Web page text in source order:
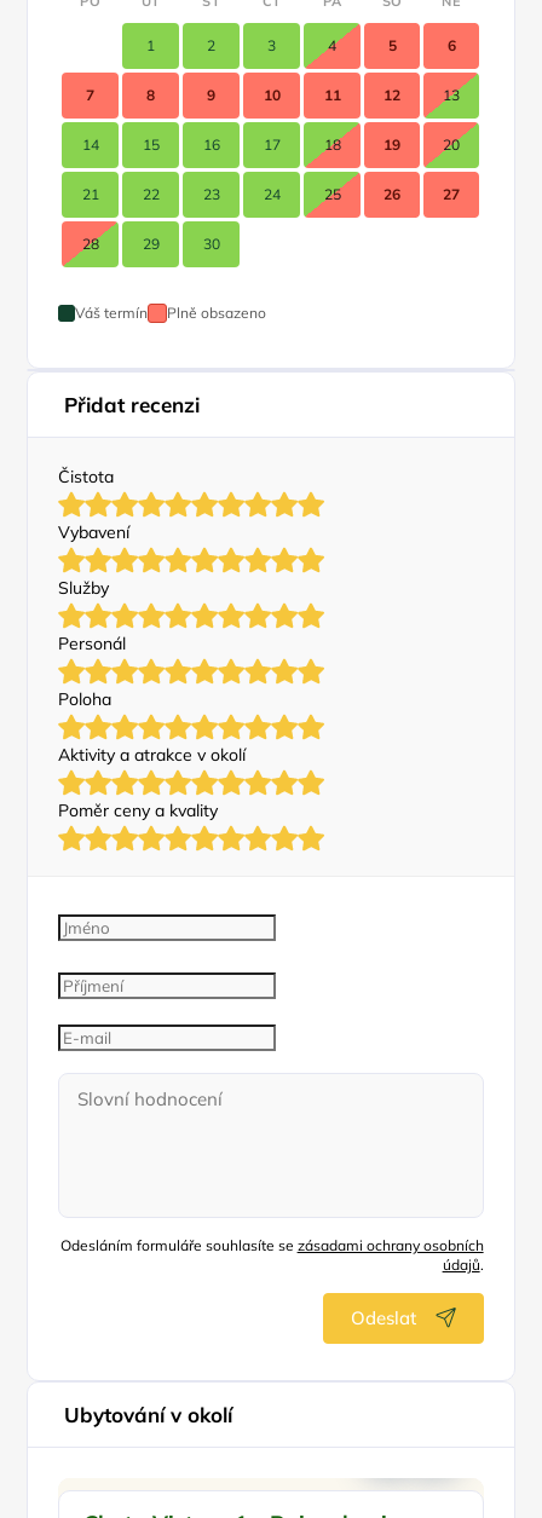
1 2 3 4 5 6
7 8 9 10 11 12 13
14 15 16 17 18 19 20
21 22 23 24 25 26 27
28 29 30
Váš termín Plně obsazeno
Přidat recenzi
Čistota
Vybavení
Služby
Personál
Poloha
Aktivity a atrakce v okolí
Poměr ceny a kvality
Odesláním formuláře souhlasíte se zásadami ochrany osobních
údajů.
Odeslat
Ubytování v okolí